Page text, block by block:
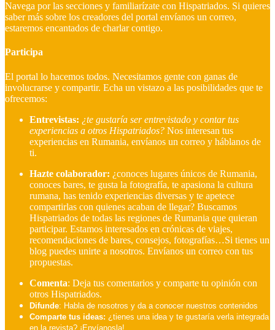
Navega por las secciones y familiarízate con Hispatriados. Si quieres
saber más sobre los creadores del portal envíanos un correo,
estaremos encantados de charlar contigo.
Participa
El portal lo hacemos todos. Necesitamos gente con ganas de
involucrarse y compartir. Echa un vistazo a las posibilidades que te
ofrecemos:
Entrevistas: ¿te gustaría ser entrevistado y contar tus
experiencias a otros Hispatriados? Nos interesan tus
experiencias en Rumania, envíanos un correo y háblanos de
ti.
Hazte colaborador: ¿conoces lugares únicos de Rumania,
conoces bares, te gusta la fotografía, te apasiona la cultura
rumana, has tenido experiencias diversas y te apetece
compartirlas con quienes acaban de llegar? Buscamos
Hispatriados de todas las regiones de Rumania que quieran
participar. Estamos interesados en crónicas de viajes,
recomendaciones de bares, consejos, fotografías…Si tienes un
blog puedes unirte a nosotros. Envíanos un correo con tus
propuestas.
Comenta: Deja tus comentarios y comparte tu opinión con
otros Hispatriados.
Difunde: Habla de nosotros y da a conocer nuestros contenidos
Comparte tus ideas: ¿tienes una idea y te gustaría verla integrada
en la revista? ¡Envíanosla!